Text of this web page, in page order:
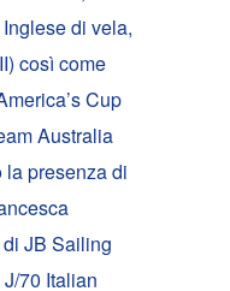
di vela,
così come
Cup
Australia
presenza di
JB Sailing
70 Italian